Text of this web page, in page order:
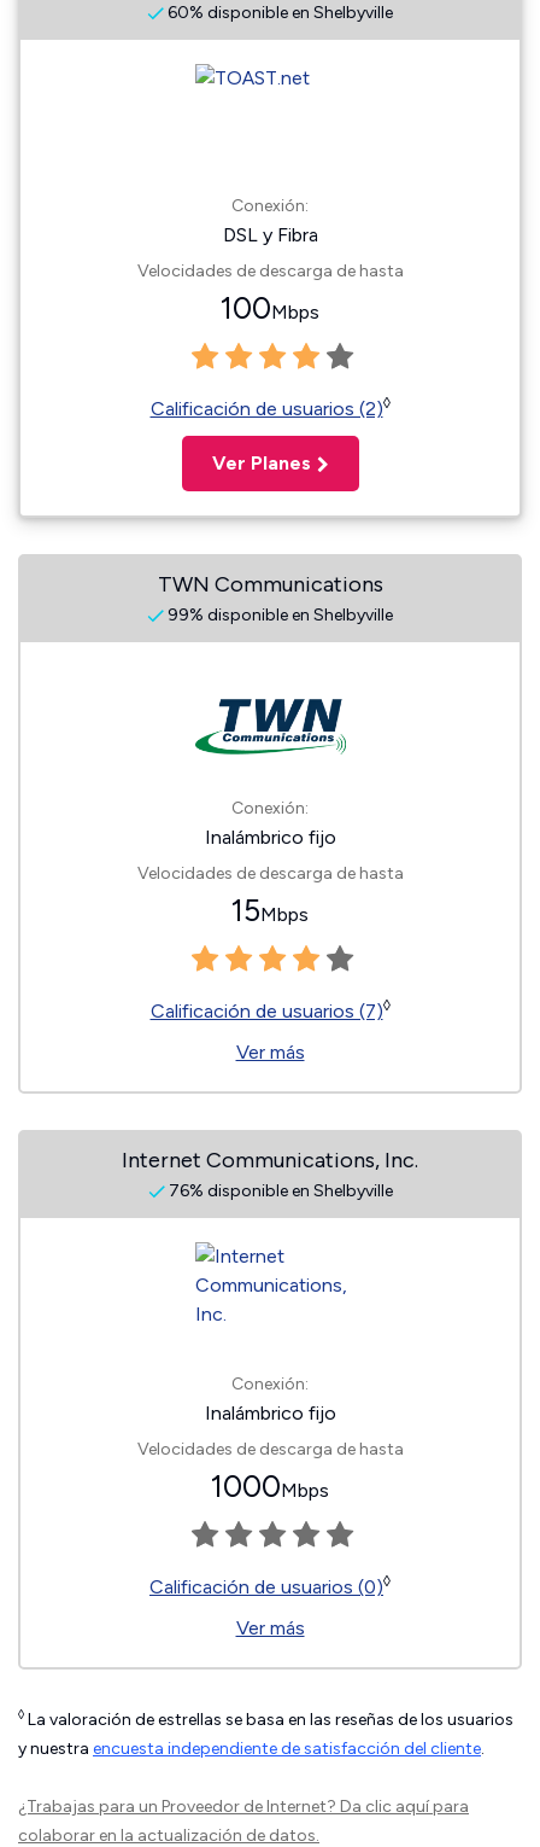
60% disponible en Shelbyville
Conexión:
DSL y Fibra
Velocidades de descarga de hasta
100Mbps
Calificación de usuarios (2)◊
Ver Planes
TWN Communications
99% disponible en Shelbyville
Conexión:
Inalámbrico fijo
Velocidades de descarga de hasta
15Mbps
Calificación de usuarios (7)◊
Ver más
Internet Communications, Inc.
76% disponible en Shelbyville
Conexión:
Inalámbrico fijo
Velocidades de descarga de hasta
1000Mbps
Calificación de usuarios (0)◊
Ver más
◊ La valoración de estrellas se basa en las reseñas de los usuarios
y nuestra encuesta independiente de satisfacción del cliente.
¿Trabajas para un Proveedor de Internet? Da clic aquípara
colaborar en la actualización de datos.